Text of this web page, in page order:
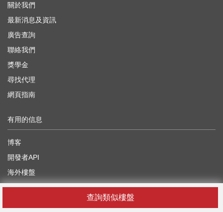
查詢類似樓盤
關於我們
最新消息及資訊
廣告查詢
聯絡我們
獎學金
尋找代理
網頁指南
有用的信息
博客
開發者API
海外樓盤
地產界專家前景論壇